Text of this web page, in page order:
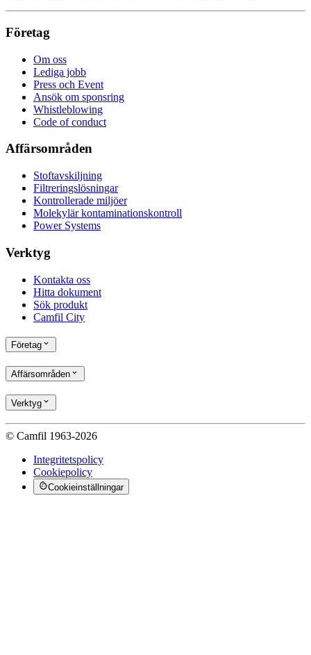
Företag
Om oss
Lediga jobb
Press och Event
Ansök om sponsring
Whistleblowing
Code of conduct
Affärsområden
Stoftavskiljning
Filtreringslösningar
Kontrollerade miljöer
Molekylär kontaminationskontroll
Power Systems
Verktyg
Kontakta oss
Hitta dokument
Sök produkt
Camfil City
Företag
Affärsområden
Verktyg
© Camfil 1963-2026
Integritetspolicy
Cookiepolicy
Cookieinställningar